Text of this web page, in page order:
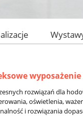
rozwiązań dla
oświetlenia,
i rozwiązania